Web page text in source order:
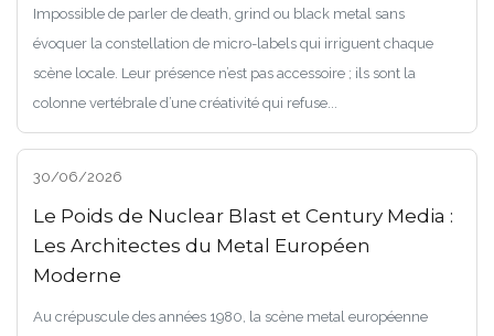
Impossible de parler de death, grind ou black metal sans
évoquer la constellation de micro-labels qui irriguent chaque
scène locale. Leur présence n’est pas accessoire ; ils sont la
colonne vertébrale d’une créativité qui refuse...
30/06/2026
Le Poids de Nuclear Blast et Century Media :
Les Architectes du Metal Européen
Moderne
Au crépuscule des années 1980, la scène metal européenne